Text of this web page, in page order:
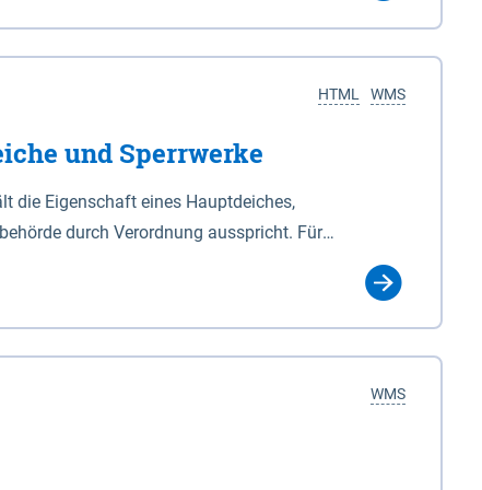
WMS
HTML
und Sperrwerke
die Eigenschaft eines Hauptdeiches,
durch Verordnung ausspricht. Für
(NDG). Die Widmung "2.Deichlinie" ist
bestimmt sind (§2 Abs.3 NDG). Ein Bauwerk
die die Deichbehörde durch Verordnung
WMS